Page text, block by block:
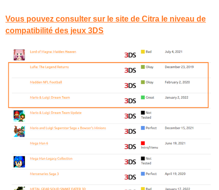
Vous pouvez consulter sur le site de Citra le niveau de
compatibilité des jeux 3DS